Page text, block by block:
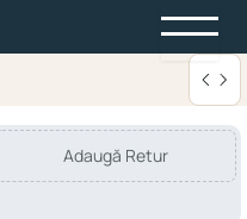
Adaugă Retur